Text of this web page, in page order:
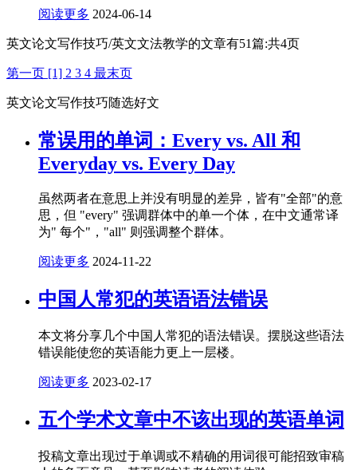
阅读更多 2024-06-14
英文论文写作技巧/英文文法教学的文章有51篇:共4页
第一页 [1] 2 3 4 最末页
英文论文写作技巧随选好文
常误用的单词：Every vs. All 和
Everyday vs. Every Day
虽然两者在意思上并没有明显的差异，皆有"全部"的意
思，但 "every" 强调群体中的单一个体，在中文通常译
为" 每个"，"all" 则强调整个群体。
阅读更多 2024-11-22
中国人常犯的英语语法错误
本文将分享几个中国人常犯的语法错误。摆脱这些语法
错误能使您的英语能力更上一层楼。
阅读更多 2023-02-17
五个学术文章中不该出现的英语单词
投稿文章出现过于单调或不精确的用词很可能招致审稿